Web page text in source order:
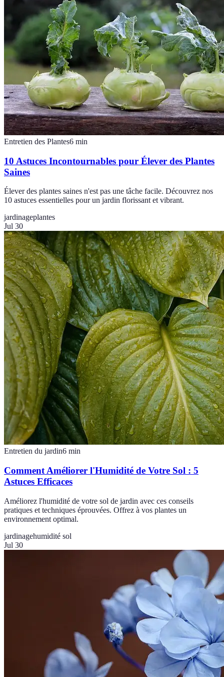
Entretien des Plantes6 min
10 Astuces Incontournables pour Élever des Plantes
Saines
Élever des plantes saines n'est pas une tâche facile. Découvrez nos
10 astuces essentielles pour un jardin florissant et vibrant.
jardinageplantes
Jul 30
Entretien du jardin6 min
Comment Améliorer l'Humidité de Votre Sol : 5
Astuces Efficaces
Améliorez l'humidité de votre sol de jardin avec ces conseils
pratiques et techniques éprouvées. Offrez à vos plantes un
environnement optimal.
jardinagehumidité sol
Jul 30